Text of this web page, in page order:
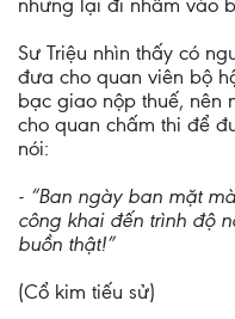
nhưng lại đi nhầm vào
Sư Triệu nhìn thấy có
đưa cho quan viên bộ
bạc giao nộp thuế, nên
cho quan chấm thi để
nói:
- “Ban ngày ban mặt
công khai đến trình độ
buồn thật!”
(Cổ kim tiếu sử)